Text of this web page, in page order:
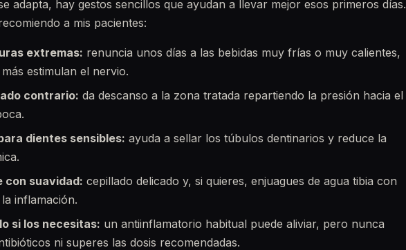
adapta, hay gestos sencillos que ayudan a llevar mejor esos primeros días.
a mis pacientes:
extremas: renuncia unos días a las bebidas muy frías o muy calientes,
estimulan el nervio.
contrario: da descanso a la zona tratada repartiendo la presión hacia el
dientes sensibles: ayuda a sellar los túbulos dentinarios y reduce la
con suavidad: cepillado delicado y, si quieres, enjuagues de agua tibia con
inflamación.
si los necesitas: un antiinflamatorio habitual puede aliviar, pero nunca
ni superes las dosis recomendadas.